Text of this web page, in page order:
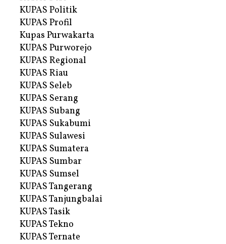
KUPAS Politik
KUPAS Profil
Kupas Purwakarta
KUPAS Purworejo
KUPAS Regional
KUPAS Riau
KUPAS Seleb
KUPAS Serang
KUPAS Subang
KUPAS Sukabumi
KUPAS Sulawesi
KUPAS Sumatera
KUPAS Sumbar
KUPAS Sumsel
KUPAS Tangerang
KUPAS Tanjungbalai
KUPAS Tasik
KUPAS Tekno
KUPAS Ternate